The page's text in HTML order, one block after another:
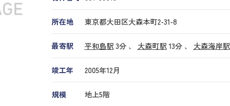
所在地 東京都大田区大森本町2-31-8
最寄駅 平和島駅 3分 、 大森町駅 13分 、 大森海岸駅
竣工年 2005年12月
規模 地上5階